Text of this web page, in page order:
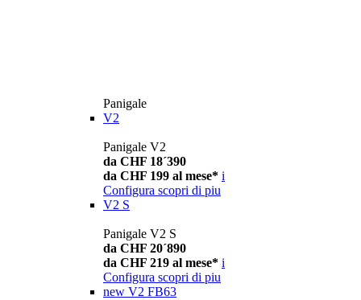
Panigale
V2
Panigale V2
da CHF 18´390
da CHF 199 al mese* i
Configura scopri di piu
V2 S
Panigale V2 S
da CHF 20´890
da CHF 219 al mese* i
Configura scopri di piu
new V2 FB63